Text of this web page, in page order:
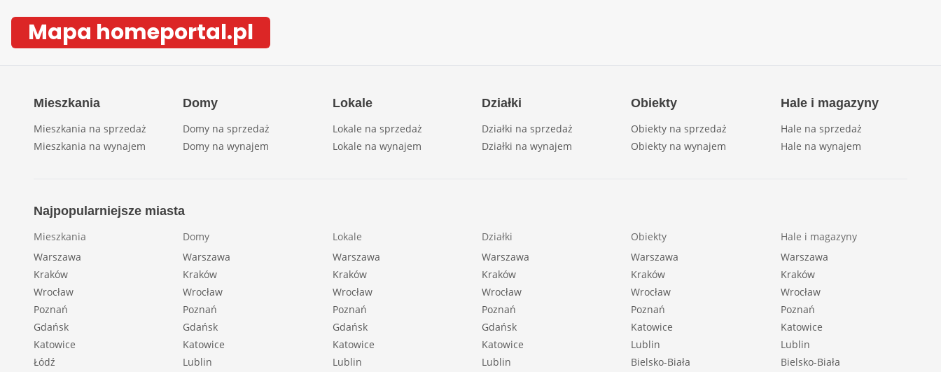
Mapa homeportal.pl
Mieszkania
Mieszkania na sprzedaż
Mieszkania na wynajem
Domy
Domy na sprzedaż
Domy na wynajem
Lokale
Lokale na sprzedaż
Lokale na wynajem
Działki
Działki na sprzedaż
Działki na wynajem
Obiekty
Obiekty na sprzedaż
Obiekty na wynajem
Hale i magazyny
Hale na sprzedaż
Hale na wynajem
Najpopularniejsze miasta
Mieszkania
Warszawa
Kraków
Wrocław
Poznań
Gdańsk
Katowice
Łódź
Domy
Warszawa
Kraków
Wrocław
Poznań
Gdańsk
Katowice
Lublin
Lokale
Warszawa
Kraków
Wrocław
Poznań
Gdańsk
Katowice
Lublin
Działki
Warszawa
Kraków
Wrocław
Poznań
Gdańsk
Katowice
Lublin
Obiekty
Warszawa
Kraków
Wrocław
Poznań
Katowice
Lublin
Bielsko-Biała
Hale i magazyny
Warszawa
Kraków
Wrocław
Poznań
Katowice
Lublin
Bielsko-Biała